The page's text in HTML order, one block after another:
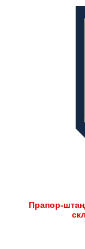
Прапор-